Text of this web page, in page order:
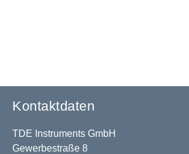
Kontaktdaten
TDE Instruments GmbH
Gewerbestraße 8